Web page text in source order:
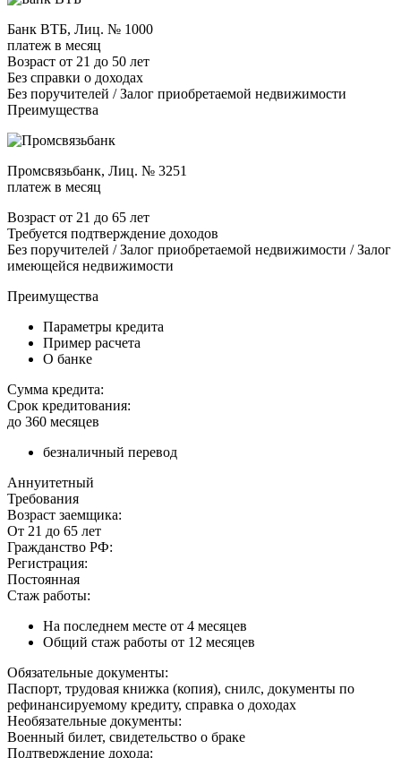
Банк ВТБ, Лиц. № 1000
платеж в месяц
Возраст от 21 до 50 лет
Без справки о доходах
Без поручителей / Залог приобретаемой недвижимости
Преимущества
Промсвязьбанк, Лиц. № 3251
платеж в месяц
Возраст от 21 до 65 лет
Требуется подтверждение доходов
Без поручителей / Залог приобретаемой недвижимости / Залог
имеющейся недвижимости
Преимущества
Параметры кредита
Пример расчета
О банке
Сумма кредита:
Срок кредитования:
до 360 месяцев
безналичный перевод
Аннуитетный
Требования
Возраст заемщика:
От 21 до 65 лет
Гражданство РФ:
Регистрация:
Постоянная
Стаж работы:
На последнем месте от 4 месяцев
Общий стаж работы от 12 месяцев
Обязательные документы:
Паспорт, трудовая книжка (копия), снилс, документы по
рефинансируемому кредиту, справка о доходах
Необязательные документы:
Военный билет, свидетельство о браке
Подтверждение дохода: